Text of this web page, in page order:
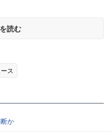
読む
ス
か